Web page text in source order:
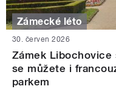
Zámecké léto
30. červen 2026
Zámek
se můžete i
parkem